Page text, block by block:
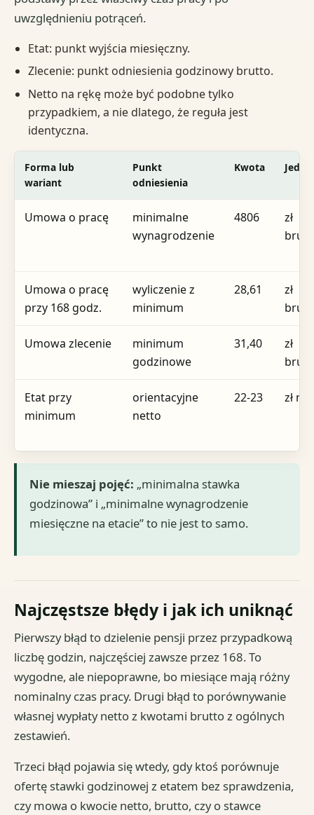
uwzględnieniu potrąceń.
Etat: punkt wyjścia miesięczny.
Zlecenie: punkt odniesienia godzinowy brutto.
Netto na rękę może być podobne tylko
przypadkiem, a nie dlatego, że reguła jest
identyczna.
Forma lub
wariant
Punkt
odniesienia
Kwota
Umowa o pracę
minimalne
wynagrodzenie
4806
zł
Umowa o pracę
przy 168 godz.
wyliczenie z
minimum
28,61
zł
Umowa zlecenie
minimum
godzinowe
31,40
zł
Etat przy
minimum
orientacyjne
netto
22-23 zł
Nie mieszaj pojęć: „minimalna stawka
godzinowa” i „minimalne wynagrodzenie
miesięczne na etacie” to nie jest to samo.
Najczęstsze błędy i jak ich uniknąć
Pierwszy błąd to dzielenie pensji przez przypadkową
liczbę godzin, najczęściej zawsze przez 168. To
wygodne, ale niepoprawne, bo miesiące mają różny
nominalny czas pracy. Drugi błąd to porównywanie
własnej wypłaty netto z kwotami brutto z ogólnych
zestawień.
Trzeci błąd pojawia się wtedy, gdy ktoś porównuje
ofertę stawki godzinowej z etatem bez sprawdzenia,
czy mowa o kwocie netto, brutto, czy o stawce